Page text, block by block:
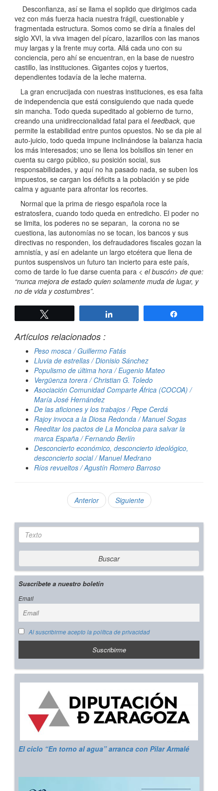
Desconfianza, así se llama el soplido que dirigimos cada
vez con más fuerza hacia nuestra frágil, cuestionable y
fragmentada estructura. Somos como se diría a finales del
siglo XVI, la viva imagen del pícaro, lazarillos con las manos
muy largas y la frente muy corta. Allá cada uno con su
conciencia, pero ahí se encuentran, en la base de nuestro
castillo, las instituciones. Gigantes cojos y tuertos,
dependientes todavía de la leche materna.
La gran encrucijada con nuestras instituciones, es esa falta
de independencia que está consiguiendo que nada quede
sin mancha. Todo queda supeditado al gobierno de turno,
creando una unidireccionalidad fatal para el feedback, que
permite la estabilidad entre puntos opuestos. No se da pie al
auto-juicio, todo queda impune inclinándose la balanza hacia
los más interesados; uno se llena los bolsillos sin tener en
cuenta su cargo público, su posición social, sus
responsabilidades, y aquí no ha pasado nada, se suben los
impuestos, se cargan los déficits a la población y se pide
calma y aguante para afrontar los recortes.
Normal que la prima de riesgo española roce la
estratosfera, cuando todo queda en entredicho. El poder no
se limita, los poderes no se separan, la corona no se
cuestiona, las autonomías no se tocan, los bancos y sus
directivas no responden, los defraudadores fiscales gozan la
amnistía, y así en adelante un largo etcétera que llena de
puntos suspensivos un futuro tan incierto para este país,
como de tarde lo fue darse cuenta para < el buscón> de que:
“nunca mejora de estado quien solamente muda de lugar, y
no de vida y costumbres”.
Artículos relacionados :
Peso mosca / Guillermo Fatás
Lluvia de estrellas / Dionisio Sánchez
Populismo de última hora / Eugenio Mateo
Vergüenza torera / Christian G. Toledo
Asociación Comunidad Comparte África (COCOA) /
María José Hernández
De las aficiones y los trabajos / Pepe Cerdá
Rajoy invoca a la Diosa Redonda / Manuel Sogas
Reeditar los pactos de La Moncloa para salvar la
marca España / Fernando Berlín
Desconcierto económico, desconcierto ideológico,
desconcierto social / Manuel Medrano
Ríos revueltos / Agustín Romero Barroso
Anterior Siguiente
Texto
Buscar
Suscríbete a nuestro boletín
Email
Al suscribirme acepto la política de privacidad
El ciclo “En torno al agua” arranca con Pilar Armalé